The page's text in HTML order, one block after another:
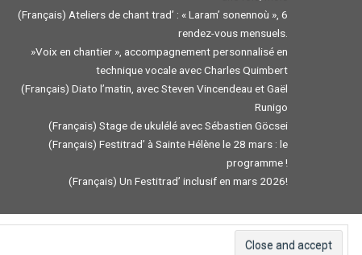
(Français) Ateliers de chant trad’ : « Laram’ sonennoù », 6
rendez-vous mensuels.
»Voix en chantier », accompagnement personnalisé en
technique vocale avec Charles Quimbert
(Français) Diato l’matin, avec Steven Vincendeau et Gaël
Runigo
(Français) Stage de ukulélé avec Sébastien Göcsei
(Français) Festitrad’ à Sainte Hélène le 28 mars : le
programme !
(Français) Un Festitrad’ inclusif en mars 2026!